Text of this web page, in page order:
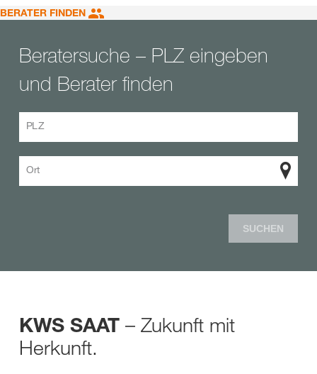
BERATER FINDEN
Beratersuche – PLZ eingeben
und Berater finden
PLZ
Ort
SUCHEN
KWS SAAT – Zukunft mit
Herkunft.